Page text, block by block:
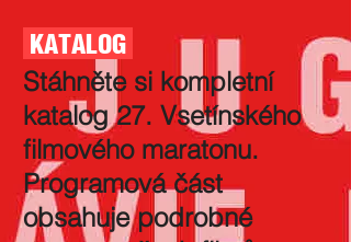
KATALOG
Stáhněte si kompletní
katalog 27. Vsetínského
filmového maratonu.
Programová část
obsahuje podrobné